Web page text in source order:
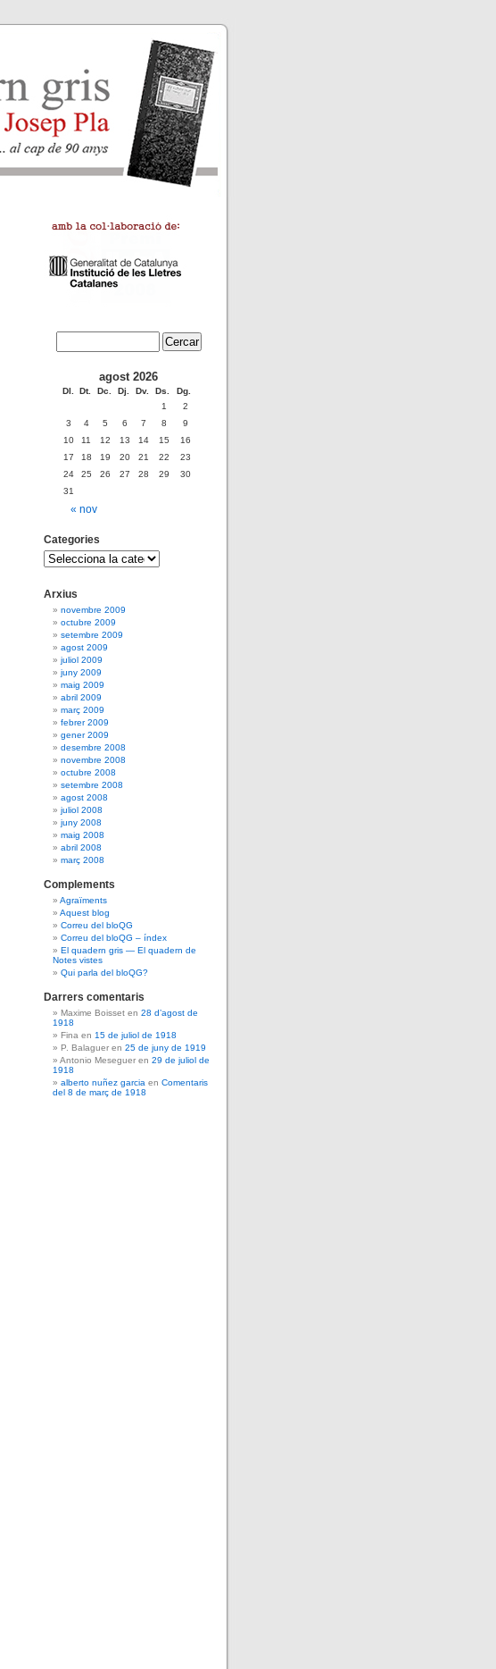
agost 2026
Dl. Dt. Dc. Dj. Dv. Ds. Dg.
« nov
1
2
3
4 5 6 7 8
9
10
11 12 13 14 15
16
17
18 19 20 21 22
23
24
25 26 27 28 29
30
31
Categories
Arxius
novembre 2009
octubre 2009
setembre 2009
agost 2009
juliol 2009
juny 2009
maig 2009
abril 2009
març 2009
febrer 2009
gener 2009
desembre 2008
novembre 2008
octubre 2008
setembre 2008
agost 2008
juliol 2008
juny 2008
maig 2008
abril 2008
març 2008
Complements
Agraïments
Aquest blog
Correu del bloQG
Correu del bloQG – índex
El quadern gris — El quadern de
Notes vistes
Qui parla del bloQG?
Darrers comentaris
Maxime Boisset en 28 d’agost de
1918
Fina en 15 de juliol de 1918
P. Balaguer en 25 de juny de 1919
Antonio Meseguer en 29 de juliol de
1918
alberto nuñez garcia en Comentaris
del 8 de març de 1918